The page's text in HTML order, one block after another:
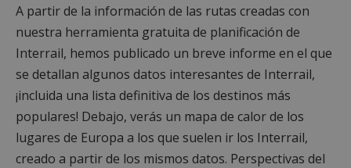
A partir de la información de las rutas creadas con
nuestra herramienta gratuita de planificación de
Interrail, hemos publicado un breve informe en el que
se detallan algunos datos interesantes de Interrail,
¡incluida una lista definitiva de los destinos más
populares! Debajo, verás un mapa de calor de los
lugares de Europa a los que suelen ir los Interrail,
creado a partir de los mismos datos. Perspectivas del